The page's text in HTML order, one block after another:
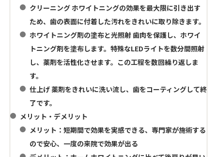
クリーニングホワイトニングの効果を最大限に引き出す
ため、歯の表面に付着した汚れをきれいに取り除きます。
ホワイトニング剤の塗布と光照射歯肉を保護し、ホワイ
トニング剤を塗布します。特殊なLEDライトを数分間照射
し、薬剤を活性化させます。この工程を数回繰り返しま
す。
仕上げ 薬剤をきれいに洗い流し、歯をコーティングして終
了です。
メリット・デメリット
メリット ：短期間で効果を実感できる、専門家が施術する
ので安心、一度の来院で効果が出る